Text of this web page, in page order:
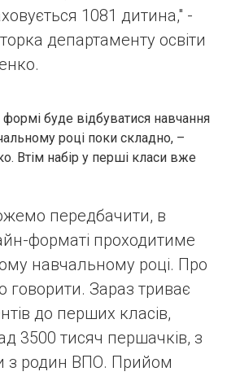
1081 дитина," -
департаменту освіти
буде відбуватися навчання
році поки складно, –
Втім набір у перші класи вже
передбачити, в
форматі проходитиме
навчальному році. Про
говорити. Зараз триває
до перших класів,
3500 тисяч першачків, з
з родин ВПО. Прийом